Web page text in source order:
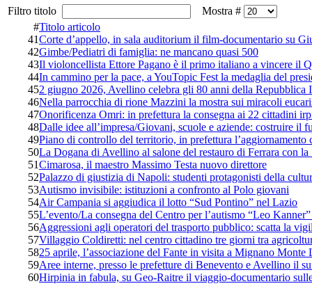
Filtro titolo
Mostra #
#Titolo articolo
41Corte d’appello, in sala auditorium il film-documentario su
42Gimbe/Pediatri di famiglia: ne mancano quasi 500
43Il violoncellista Ettore Pagano è il primo italiano a vincere il
44In cammino per la pace, a YouTopic Fest la medaglia del
452 giugno 2026, Avellino celebra gli 80 anni della Repubblica
46Nella parrocchia di rione Mazzini la mostra sui miracoli
47Onorificenza Omri: in prefettura la consegna ai 22 cittadini
48Dalle idee all’impresa/Giovani, scuole e aziende: costruire il
49Piano di controllo del territorio, in prefettura l’aggiornamento
50La Dogana di Avellino al salone del restauro di Ferrara con
51Cimarosa, il maestro Massimo Testa nuovo direttore
52Palazzo di giustizia di Napoli: studenti protagonisti della
53Autismo invisibile: istituzioni a confronto al Polo giovani
54Air Campania si aggiudica il lotto “Sud Pontino” nel Lazio
55L’evento/La consegna del Centro per l’autismo “Leo
56Aggressioni agli operatori del trasporto pubblico: scatta la
57Villaggio Coldiretti: nel centro cittadino tre giorni tra
5825 aprile, l’associazione del Fante in visita a Mignano Monte
59Aree interne, presso le prefetture di Benevento e Avellino il
60Hirpinia in fabula, su Geo-Raitre il viaggio-documentario